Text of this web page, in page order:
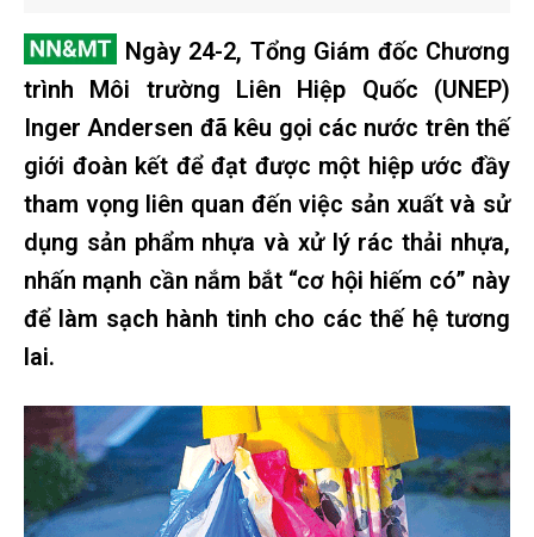
Ngày 24-2, Tổng Giám đốc Chương
trình Môi trường Liên Hiệp Quốc (UNEP)
Inger Andersen đã kêu gọi các nước trên thế
giới đoàn kết để đạt được một hiệp ước đầy
tham vọng liên quan đến việc sản xuất và sử
dụng sản phẩm nhựa và xử lý rác thải nhựa,
nhấn mạnh cần nắm bắt “cơ hội hiếm có” này
để làm sạch hành tinh cho các thế hệ tương
lai.